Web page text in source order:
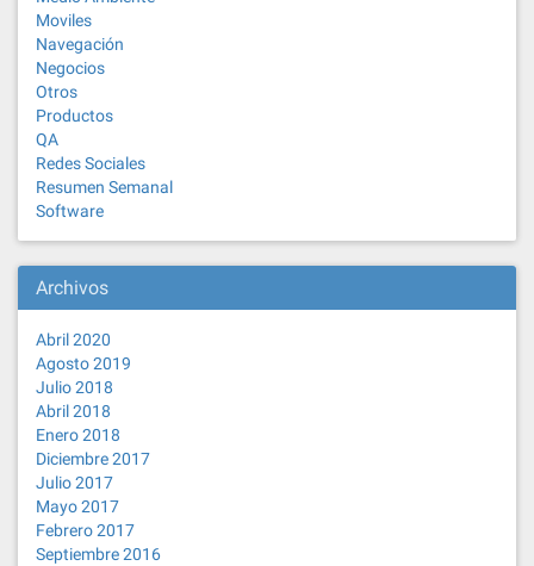
Moviles
Navegación
Negocios
Otros
Productos
QA
Redes Sociales
Resumen Semanal
Software
Archivos
Abril 2020
Agosto 2019
Julio 2018
Abril 2018
Enero 2018
Diciembre 2017
Julio 2017
Mayo 2017
Febrero 2017
Septiembre 2016